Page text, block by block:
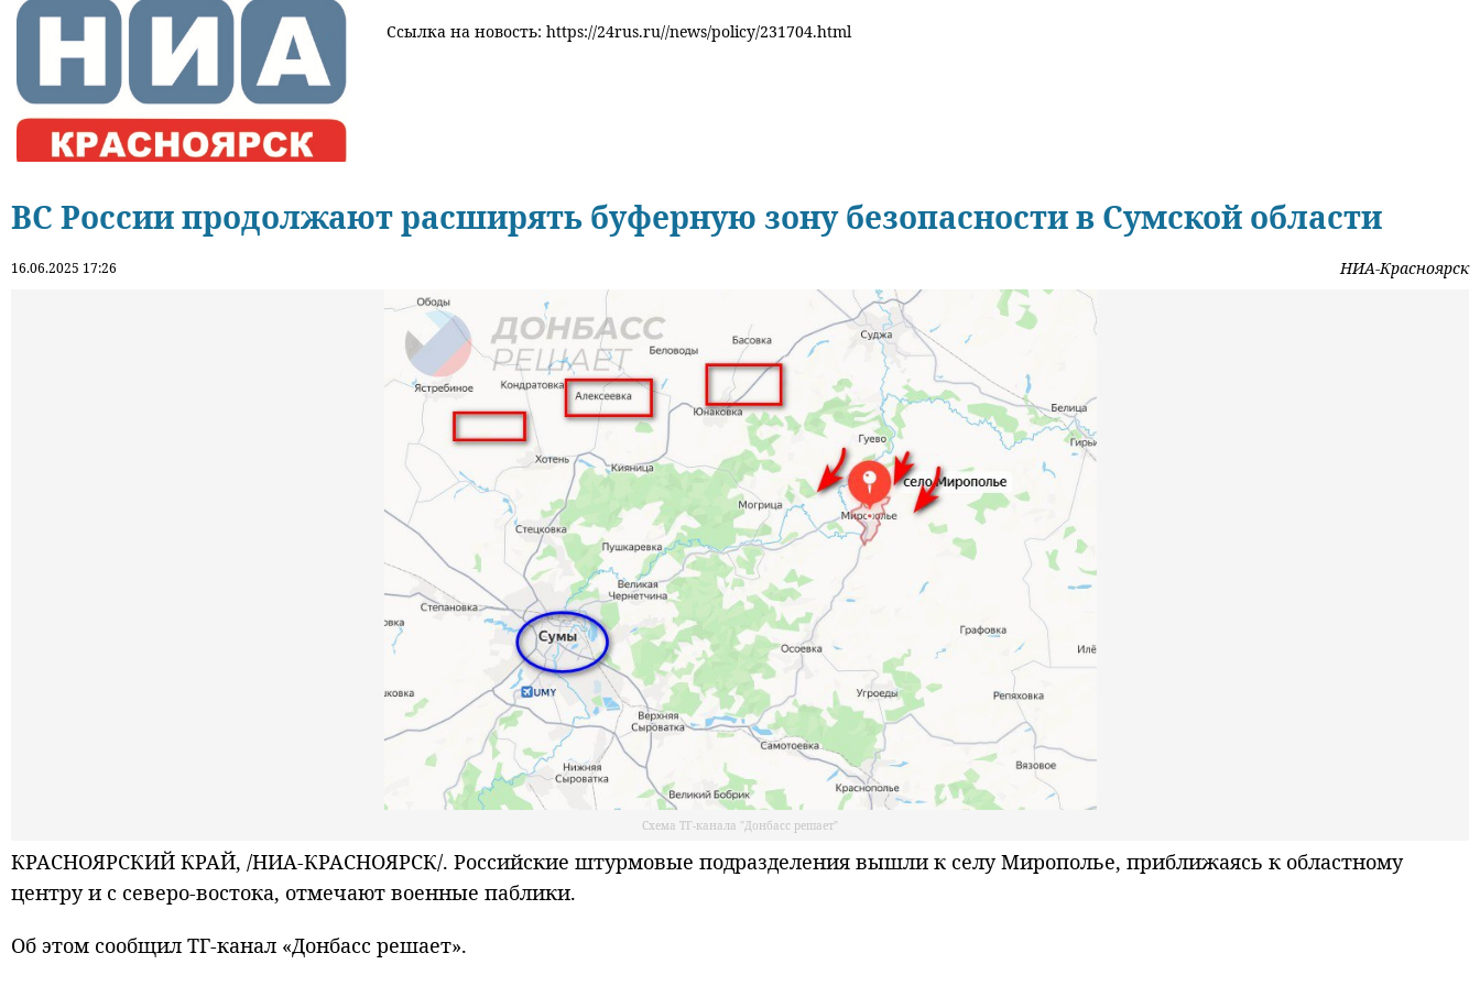
Ссылка на новость: https://24rus.ru//news/policy/231704.html
ВС России продолжают расширять буферную зону безопасности в Сумской области
16.06.2025 17:26 НИА-Красноярск
Схема ТГ-канала "Донбасс решает"
КРАСНОЯРСКИЙ КРАЙ, /НИА-КРАСНОЯРСК/. Российские штурмовые подразделения вышли к селу Мирополье, приближаясь к областному
центру и с северо-востока, отмечают военные паблики.
Об этом сообщил ТГ-канал «Донбасс решает».